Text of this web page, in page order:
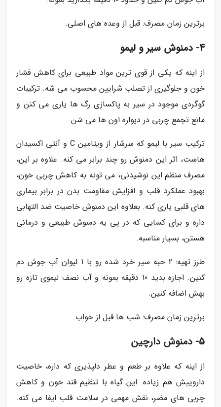
برترین زمان مصرف: قبل از وعده های اصلی.
4- دمنوش سیر و لیمو
از اینه که یکی از قوی ترین مواد طبیعی برای کاهش فشار
خون و جلوگیری از تصلب شرایین محسوب می شه. ترکیبات
گوگردی موجود در سیر به پاکسازی رگ ها یاری می کنن و
مانع تجمع چربی در دیواره اون ها می شن.
ترکیب سیر با لیمو که سرشار از ویتامین C و آنتی اکسیدان
هاست، اثر این دمنوش رو چند برابر می کنه. علاوه بر این،
مصرف منظم این نوشیدنی، می تونه به کاهش چربی خون،
بهبود عملکرد قلب و افزایش مقاومت بدن در برابر بیماری
های قلبی یاری کنه. بعلاوه این دمنوش خاصیت ضد التهابی
داره و برای کسایی که در پی یه دمنوش طبیعی و درمانی
هستن، بسیار مناسبه.
طرز تهیه: 2 حبه سیر خرد شده رو با 1 لیوان آب جوش دم
کنین. اجازه بدید 10 دقیقه بمونه و آب نصف لیموی تازه رو
بهش اضافه کنین.
برترین زمان مصرف: شب ها قبل از خواب.
5- دمنوش دارچین
از اینه که علاوه بر طعم و عطر دلپذیری که داره، خاصیت
داروییش هم زیاده. این گیاه با تنظیم قند خون و کاهش
چربی های مضر، نقش مهمی در سلامت قلب ایفا می کنه.